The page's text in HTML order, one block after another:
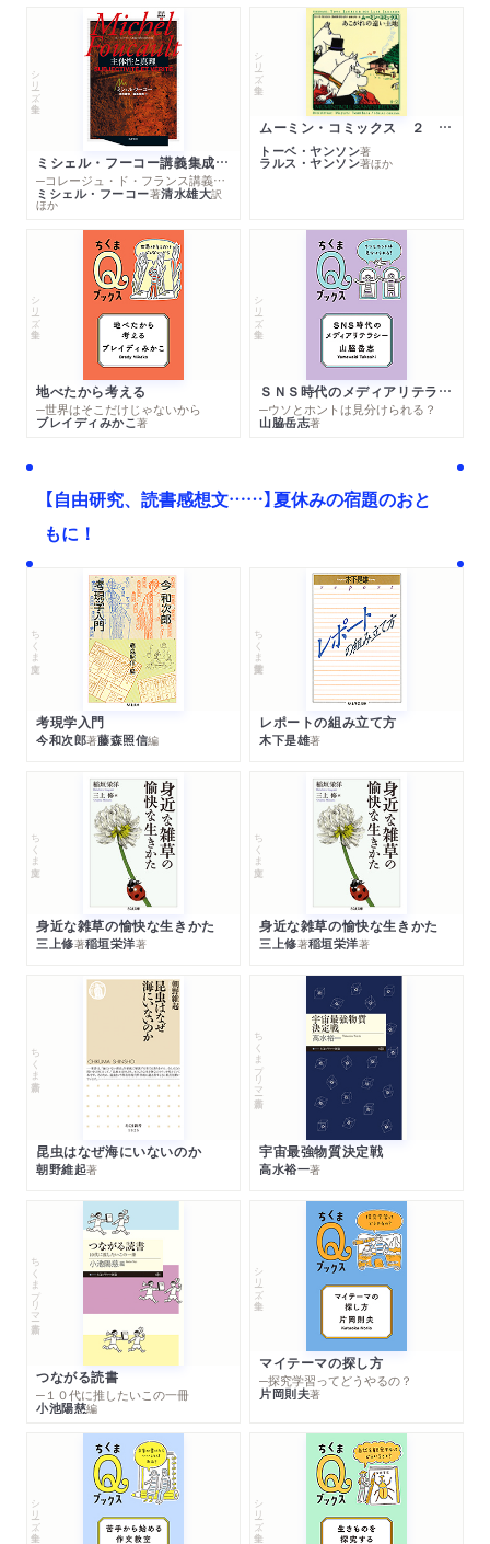
シリーズ・全集
ミシェル・フーコー講義集成１０ 主体性と真理
─コレージュ・ド・フランス講義１９８０－１９８１年度
ミシェル・フーコー著清水雄大訳
ほか
シリーズ・全集
ムーミン・コミックス ２ あこがれの遠い土地
トーベ・ヤンソン著
ラルス・ヤンソン著ほか
シリーズ・全集
地べたから考える
─世界はそこだけじゃないから
ブレイディみかこ著
シリーズ・全集
ＳＮＳ時代のメディアリテラシー
─ウソとホントは見分けられる？
山脇岳志著
【自由研究、読書感想文……】夏休みの宿題のおと
もに！
ちくま文庫
考現学入門
今和次郎著藤森照信編
ちくま学芸文庫
レポートの組み立て方
木下是雄著
ちくま文庫
身近な雑草の愉快な生きかた
三上修著稲垣栄洋著
ちくま文庫
身近な雑草の愉快な生きかた
三上修著稲垣栄洋著
ちくま新書
昆虫はなぜ海にいないのか
朝野維起著
ちくまプリマー新書
宇宙最強物質決定戦
高水裕一著
ちくまプリマー新書
つながる読書
─１０代に推したいこの一冊
小池陽慈編
シリーズ・全集
マイテーマの探し方
─探究学習ってどうやるの？
片岡則夫著
シリーズ・全集 シリーズ・全集